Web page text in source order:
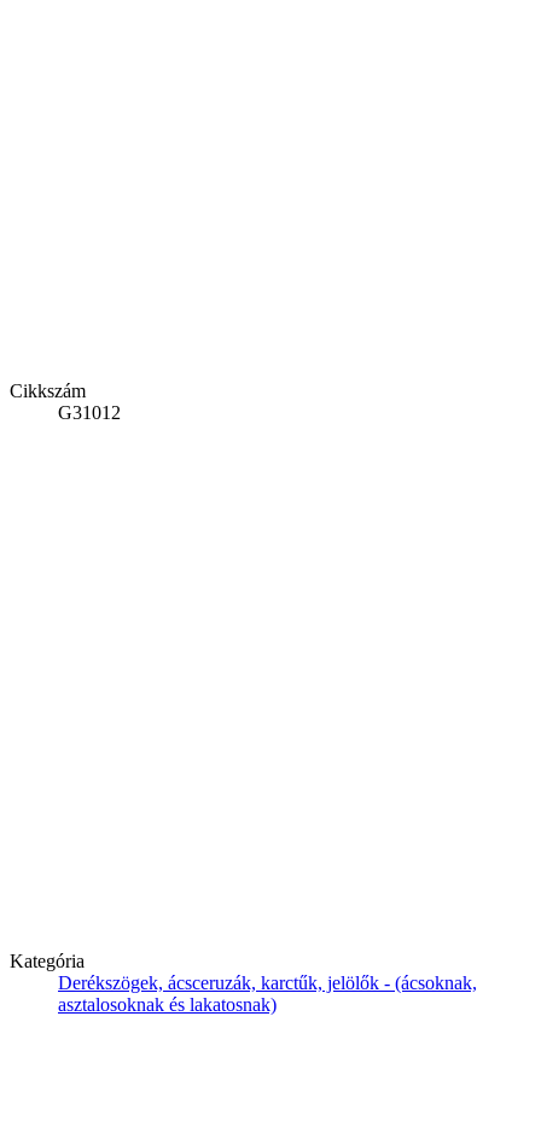
Cikkszám
G31012
Kategória
Derékszögek, ácsceruzák, karctűk, jelölők - (ácsoknak,
asztalosoknak és lakatosnak)